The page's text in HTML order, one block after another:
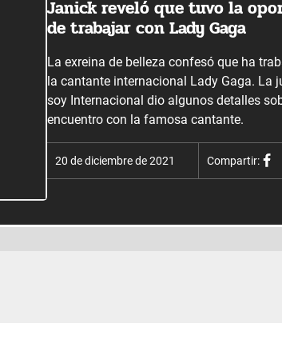
Janick reveló que tuvo la
de trabajar con Lady Gaga
La exreina de belleza confesó que ha
la cantante internacional Lady Gaga. La
soy Internacional dio algunos detalles
encuentro con la famosa cantante.
20 de diciembre de 2021 Compartir: